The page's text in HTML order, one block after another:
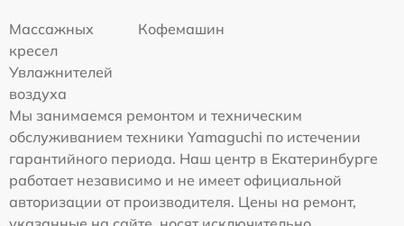
Массажных
кресел
Кофемашин
Увлажнителей
воздуха
Мы занимаемся ремонтом и техническим
обслуживанием техники Yamaguchi по истечении
гарантийного периода. Наш центр в Екатеринбурге
работает независимо и не имеет официальной
авторизации от производителя. Цены на ремонт,